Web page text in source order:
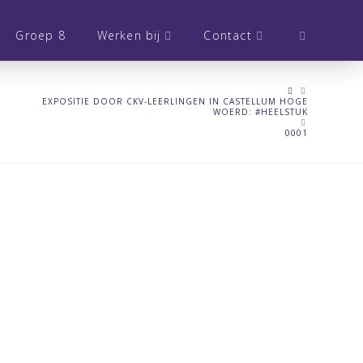
Groep 8 Werken bij Contact
HOME
EXPOSITIE DOOR CKV-LEERLINGEN IN CASTELLUM HOGE
WOERD: #HEELSTUK
0001